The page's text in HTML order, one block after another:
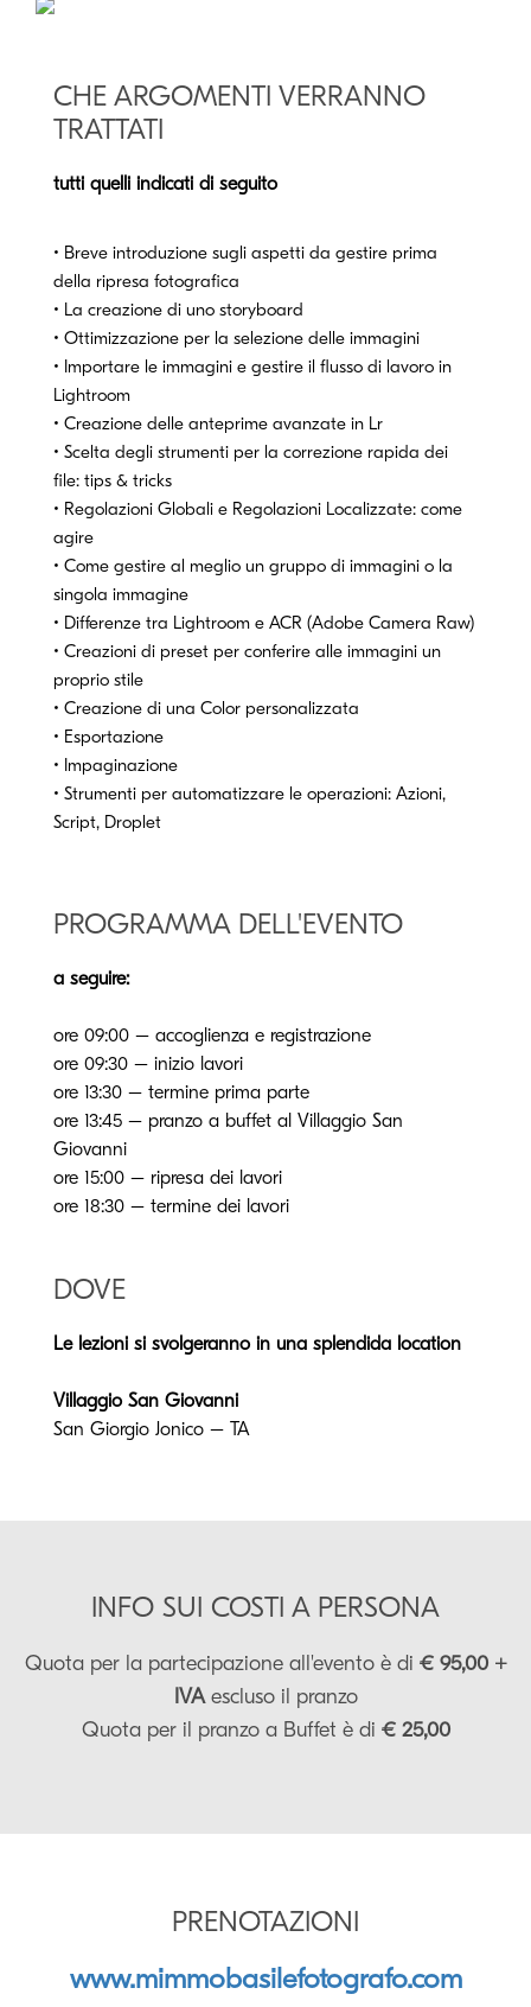
CHE ARGOMENTI VERRANNO
TRATTATI
tutti quelli indicati di seguito
• Breve introduzione sugli aspetti da gestire prima
della ripresa fotografica
• La creazione di uno storyboard
• Ottimizzazione per la selezione delle immagini
• Importare le immagini e gestire il flusso di lavoro in
Lightroom
• Creazione delle anteprime avanzate in Lr
• Scelta degli strumenti per la correzione rapida dei
file: tips & tricks
• Regolazioni Globali e Regolazioni Localizzate: come
agire
• Come gestire al meglio un gruppo di immagini o la
singola immagine
• Differenze tra Lightroom e ACR (Adobe Camera Raw)
• Creazioni di preset per conferire alle immagini un
proprio stile
• Creazione di una Color personalizzata
• Esportazione
• Impaginazione
• Strumenti per automatizzare le operazioni: Azioni,
Script, Droplet
PROGRAMMA DELL'EVENTO
a seguire:
ore 09:00 – accoglienza e registrazione
ore 09:30 – inizio lavori
ore 13:30 – termine prima parte
ore 13:45 – pranzo a buffet al Villaggio San
Giovanni
ore 15:00 – ripresa dei lavori
ore 18:30 – termine dei lavori
DOVE
Le lezioni si svolgeranno in una splendida location
Villaggio San Giovanni
San Giorgio Jonico – TA
INFO SUI COSTI A PERSONA
Quota per la partecipazione all'evento è di € 95,00 +
IVAescluso il pranzo
Quota per il pranzo a Buffet è di € 25,00
PRENOTAZIONI
www.mimmobasilefotografo.com